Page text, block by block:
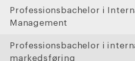
Professionsbachelor i
Management
Professionsbachelor i
markedsføring